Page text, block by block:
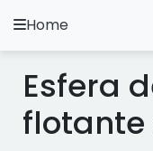
A.
Ejercicios Python
Instalación y
Home
Esfera
flotante